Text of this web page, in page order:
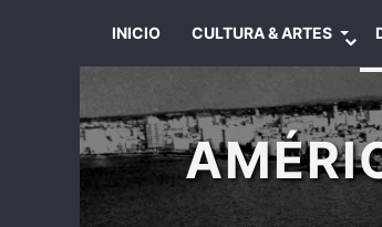
INICIO CULTURA & ARTES